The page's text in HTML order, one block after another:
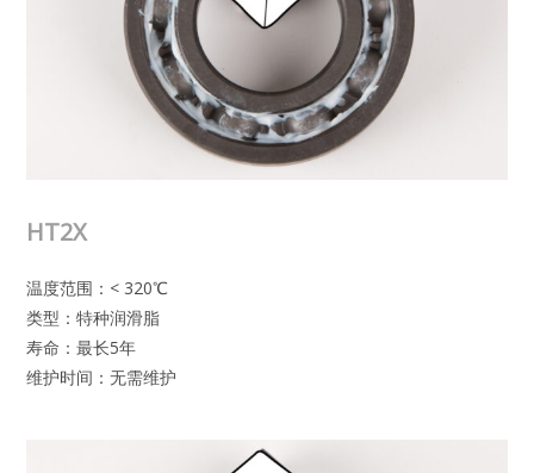
HT2X
温度范围：< 320℃
类型：特种润滑脂
寿命：最长5年
维护时间：无需维护